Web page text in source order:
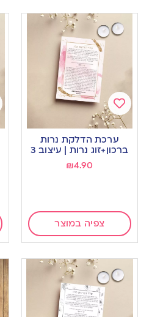
Add
wishlist
ערכת הדלקת נרות
ברכון+זוג נרות | עיצוב 3
₪4.90
צפיה במוצר